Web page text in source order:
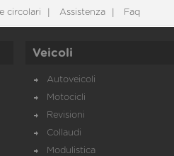
circolari Assistenza Faq
Veicoli
Autoveicoli
Motocicli
Revisioni
Collaudi
Modulistica